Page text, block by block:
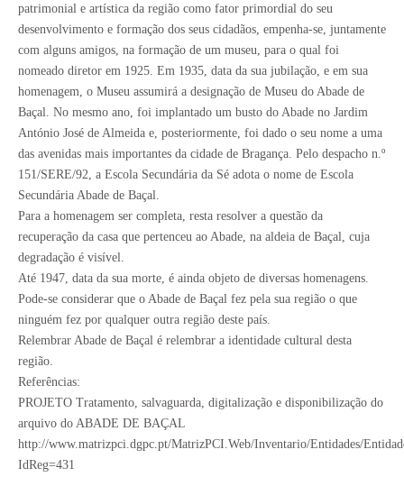
patrimonial e artística da região como fator primordial do seu
desenvolvimento e formação dos seus cidadãos, empenha-se, juntamente
com alguns amigos, na formação de um museu, para o qual foi
nomeado diretor em 1925. Em 1935, data da sua jubilação, e em sua
homenagem, o Museu assumirá a designação de Museu do Abade de
Baçal. No mesmo ano, foi implantado um busto do Abade no Jardim
António José de Almeida e, posteriormente, foi dado o seu nome a uma
das avenidas mais importantes da cidade de Bragança. Pelo despacho n.º
151/SERE/92, a Escola Secundária da Sé adota o nome de Escola
Secundária Abade de Baçal.
Para a homenagem ser completa, resta resolver a questão da
recuperação da casa que pertenceu ao Abade, na aldeia de Baçal, cuja
degradação é visível.
Até 1947, data da sua morte, é ainda objeto de diversas homenagens.
Pode-se considerar que o Abade de Baçal fez pela sua região o que
ninguém fez por qualquer outra região deste país.
Relembrar Abade de Baçal é relembrar a identidade cultural desta
região.
Referências:
PROJETO Tratamento, salvaguarda, digitalização e disponibilização do
arquivo do ABADE DE BAÇAL
http://www.matrizpci.dgpc.pt/MatrizPCI.Web/Inventario/Entidades/
IdReg=431